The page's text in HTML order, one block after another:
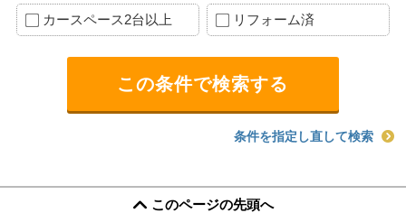
カースペース2台以上 リフォーム済
条件を指定し直して検索
このページの先頭へ